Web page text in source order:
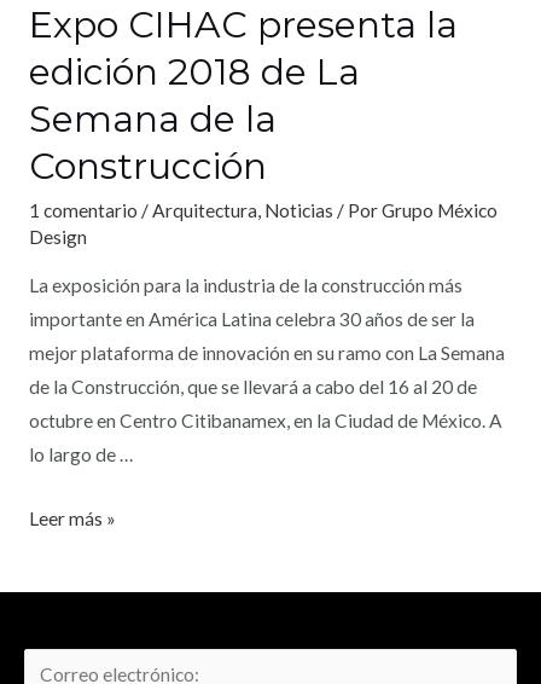
Expo CIHAC presenta la
edición 2018 de La
Semana de la
Construcción
1 comentario /Arquitectura, Noticias / PorGrupo México
Design
La exposición para la industria de la construcción más
importante en América Latina celebra 30 años de ser la
mejor plataforma de innovación en su ramo con La Semana
de la Construcción, que se llevará a cabo del 16 al 20 de
octubre en Centro Citibanamex, en la Ciudad de México. A
lo largo de …
Leer más »